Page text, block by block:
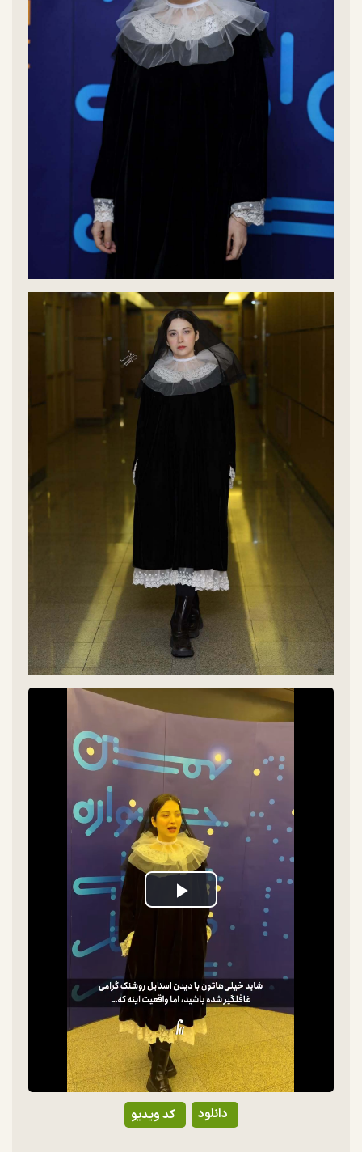
Play
Video
کد ویدیو دانلود